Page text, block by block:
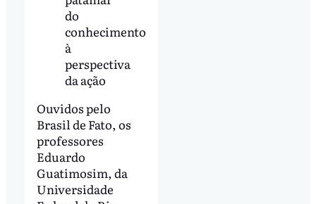
do
conhecimento
à
perspectiva
da ação
Ouvidos pelo
Brasil de Fato, os
professores
Eduardo
Guatimosim, da
Universidade